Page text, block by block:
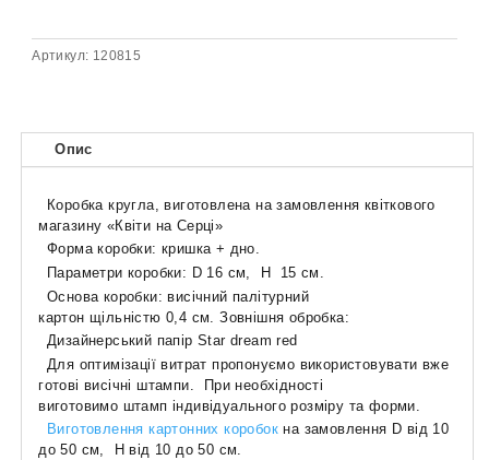
Артикул: 120815
Опис
Коробка кругла, виготовлена на замовлення квіткового
магазину «Квіти на Серці»
Форма коробки: кришка + дно.
Параметри коробки: D 16 см, H 15 см.
Основа коробки: висічний палітурний
картон щільністю 0,4 см. Зовнішня обробка:
Дизайнерський папір Star dream red
Для оптимізації витрат пропонуємо використовувати вже
готові висічні штампи. При необхідності
виготовимо штамп індивідуального розміру та форми.
Виготовлення картонних коробокна замовлення D від 10
до 50 см, H від 10 до 50 см.